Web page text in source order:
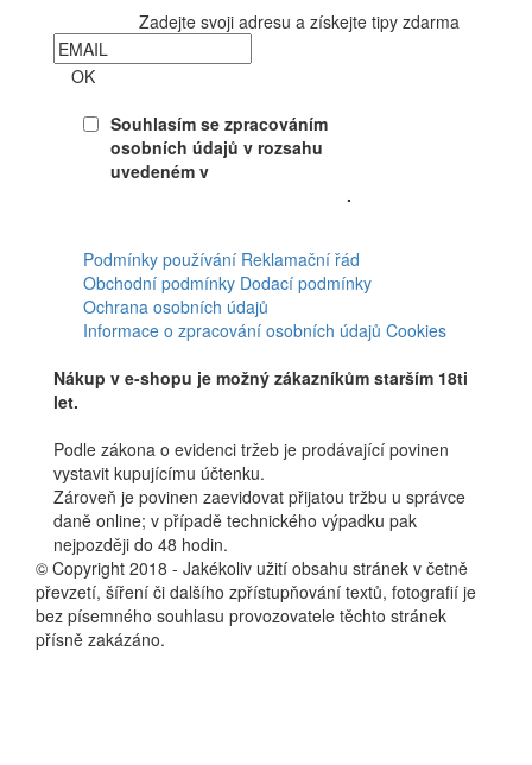
Zadejte svoji adresu a získejte tipy zdarma
OK
Souhlasím se zpracováním
osobních údajů v rozsahu
uvedeném v
.
Podmínky používání Reklamační řád
Obchodní podmínky Dodací podmínky
Ochrana osobních údajů
Informace o zpracování osobních údajů Cookies
Nákup v e-shopu je možný zákazníkům starším 18ti
let.
Podle zákona o evidenci tržeb je prodávající povinen
vystavit kupujícímu účtenku.
Zároveň je povinen zaevidovat přijatou tržbu u správce
daně online; v případě technického výpadku pak
nejpozději do 48 hodin.
© Copyright 2018 - Jakékoliv užití obsahu stránek v četně
převzetí, šíření či dalšího zpřístupňování textů, fotografií je
bez písemného souhlasu provozovatele těchto stránek
přísně zakázáno.